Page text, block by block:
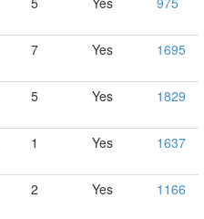
7 Yes 1695
5 Yes 1829
1 Yes 1637
2 Yes 1166